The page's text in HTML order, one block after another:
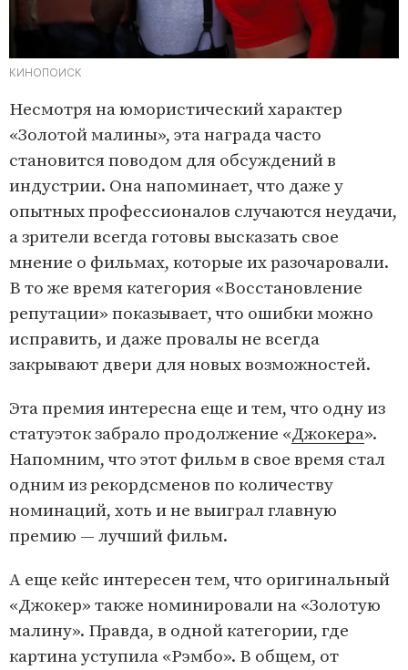
КИНОПОИСК
Несмотря на юмористический характер
«Золотой малины», эта награда часто
становится поводом для обсуждений в
индустрии. Она напоминает, что даже у
опытных профессионалов случаются неудачи,
а зрители всегда готовы высказать свое
мнение о фильмах, которые их разочаровали.
В то же время категория «Восстановление
репутации» показывает, что ошибки можно
исправить, и даже провалы не всегда
закрывают двери для новых возможностей.
Эта премия интересна еще и тем, что одну из
статуэток забрало продолжение «Джокера».
Напомним, что этот фильм в свое время стал
одним из рекордсменов по количеству
номинаций, хоть и не выиграл главную
премию — лучший фильм.
А еще кейс интересен тем, что оригинальный
«Джокер» также номинировали на «Золотую
малину». Правда, в одной категории, где
картина уступила «Рэмбо». В общем, от